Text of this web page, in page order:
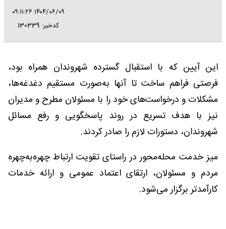
۱۴۰۴/۰۶/۰۹ ۰۹:۱۱:۲۶
کدخبر: 130339
این آیین که با استقبال گسترده شهروندان همراه بود،
فرصتی فراهم ساخت تا آنها به‌صورت مستقیم دغدغه‌ها،
مشکلات و درخواست‌های خود را با مسئولان مطرح و مدیران
نیز با هدف تسریع در روند پاسخگویی و رفع مسائل
شهروندان، دستورات لازم را صادر کردند.
میز خدمت محله‌محور در راستای تقویت ارتباط چهره‌به‌چهره
مردم و مسئولان، ارتقای اعتماد عمومی و ارائه خدمات
کارآمدتر برگزار می‌شود.